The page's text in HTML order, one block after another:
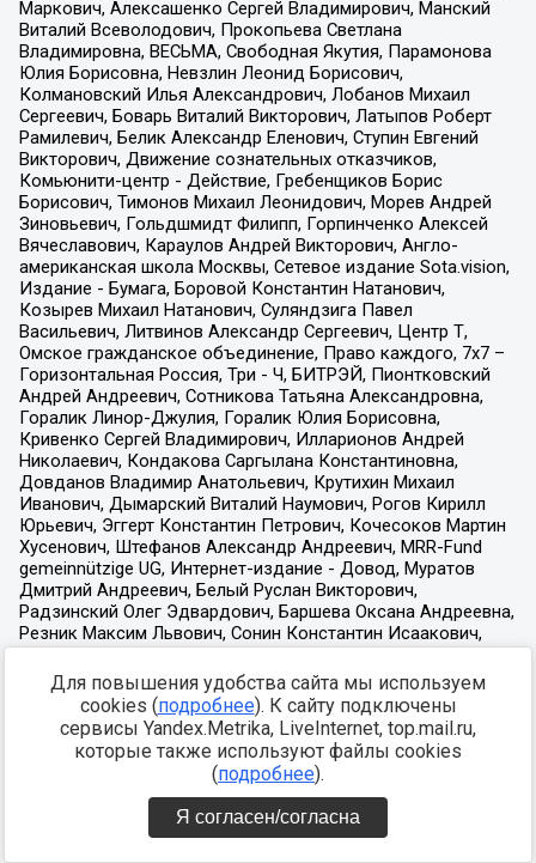
Для повышения удобства сайта мы используем
cookies (подробнее). К сайту подключены
сервисы Yandex.Metrika, LiveInternet, top.mail.ru,
которые также используют файлы cookies
(подробнее).
Я согласен/согласна